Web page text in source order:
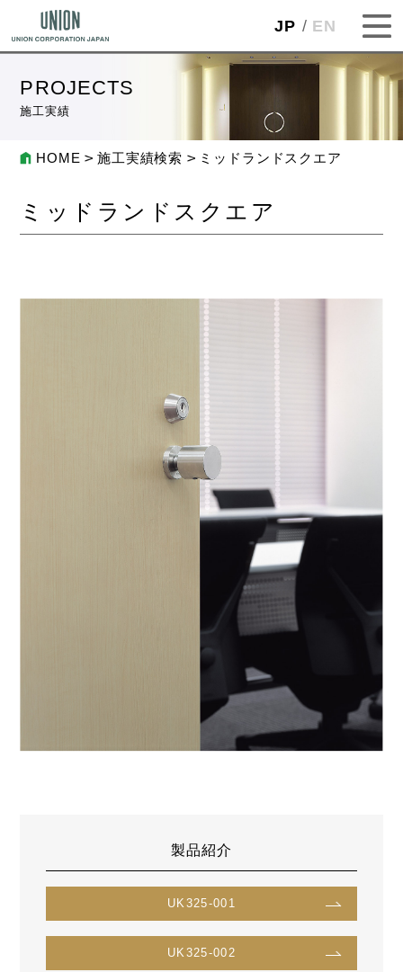
JP EN
PROJECTS
施工実績
HOME 施工実績検索 ミッドランドスクエア
ミッドランドスクエア
製品紹介
UK325-001
UK325-002